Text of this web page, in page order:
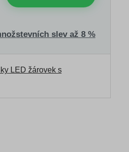
slev až 8 %
LED žárovek s